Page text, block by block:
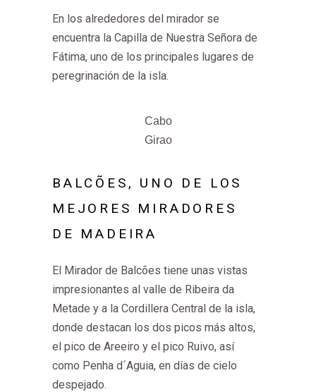
En los alrededores del mirador se
encuentra la Capilla de Nuestra Señora de
Fátima, uno de los principales lugares de
peregrinación de la isla.
Cabo
Girao
BALCÕES, UNO DE LOS
MEJORES MIRADORES
DE MADEIRA
El Mirador de Balcões tiene unas vistas
impresionantes al valle de Ribeira da
Metade y a la Cordillera Central de la isla,
donde destacan los dos picos más altos,
el pico de Areeiro y el pico Ruivo, así
como Penha d´Aguia, en días de cielo
despejado.